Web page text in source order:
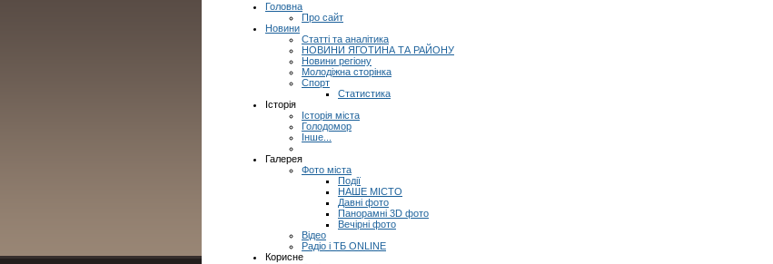
Головна
Про сайт
Новини
Статті та аналітика
НОВИНИ ЯГОТИНА ТА РАЙОНУ
Новини регіону
Молодіжна сторінка
Спорт
Статистика
Історія
Історія міста
Голодомор
Інше...
Галерея
Фото міста
Події
НАШЕ МІСТО
Давні фото
Панорамні 3D фото
Вечірні фото
Відео
Радіо і ТБ ONLINE
Корисне